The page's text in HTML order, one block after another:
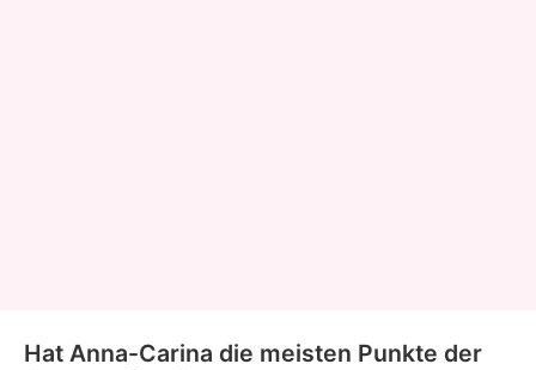
Hat Anna-Carina die meisten Punkte der